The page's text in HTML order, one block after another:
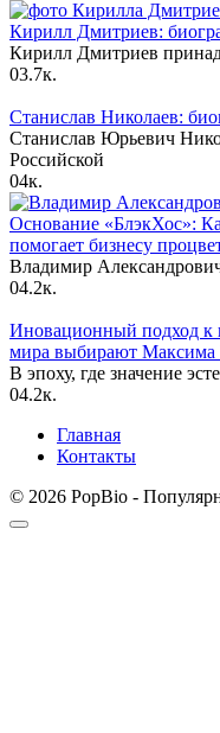
Кирилл Дмитриев:
Кирилл Дмитриев
03.7к.
Станислав Николаев:
Станислав Юрьевич
Российской
04к.
Основание «БлэкХос»:
помогает бизнесу
Владимир
04.2к.
Иновационный подход к
мира выбирают Максима
В эпоху, где значение
04.2к.
Главная
Контакты
© 2026 PopBio -